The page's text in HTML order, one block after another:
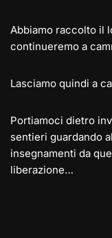
Abbiamo raccolto il
continueremo a
Lasciamo quindi a
Portiamoci dietro
sentieri guardando
insegnamenti da
liberazione…